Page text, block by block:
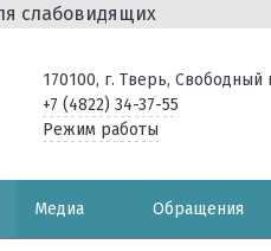
слабовидящих
170100, г. Тверь, Свободный
+7 (4822) 34-37-55
Режим работы
Медиа Обращения